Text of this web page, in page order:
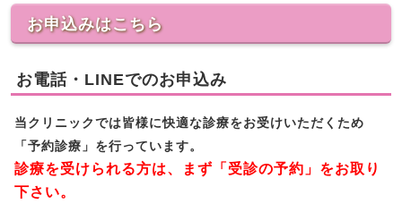
お申込みはこちら
お電話・LINEでのお申込み
当クリニックでは皆様に快適な診療をお受けいただくため
「予約診療」を行っています。
診療を受けられる方は、まず「受診の予約」をお取り
下さい。